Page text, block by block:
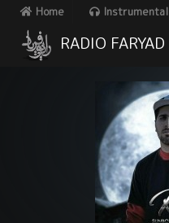
Home Instrumental
RADIO FARYAD